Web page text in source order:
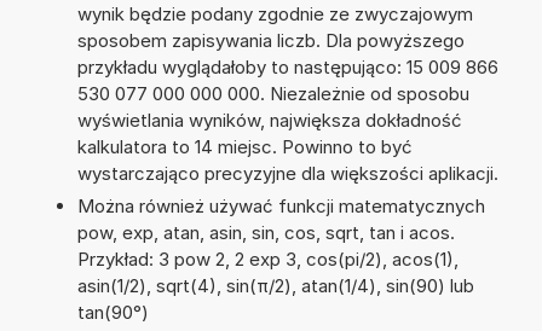
wynik będzie podany zgodnie ze zwyczajowym
sposobem zapisywania liczb. Dla powyższego
przykładu wyglądałoby to następująco: 15 009 866
530 077 000 000 000. Niezależnie od sposobu
wyświetlania wyników, największa dokładność
kalkulatora to 14 miejsc. Powinno to być
wystarczająco precyzyjne dla większości aplikacji.
Można również używać funkcji matematycznych
pow, exp, atan, asin, sin, cos, sqrt, tan i acos.
Przykład: 3 pow 2, 2 exp 3, cos(pi/2), acos(1),
asin(1/2), sqrt(4), sin(π/2), atan(1/4), sin(90) lub
tan(90°)